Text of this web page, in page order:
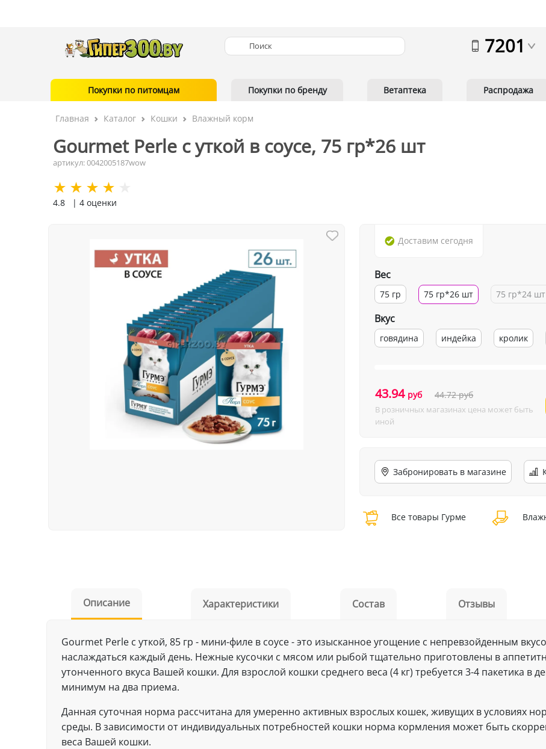
7201
Покупки по питомцам Покупки по бренду Ветаптека Распродажа
Главная Каталог Кошки Влажный корм
Gourmet Perle с уткой в соусе, 75 гр*26 шт
артикул: 0042005187wow
4.8 | 4 оценки
Доставим сегодня
Вес
75 гр 75 гр*26 шт 75 гр*24 шт
Вкус
говядина индейка кролик
43.94 руб 44.72руб
В розничных магазинах цена может быть
иной
Забронировать в магазине
Все товары Гурме
Описание Характеристики Состав Отзывы
Gourmet Perle с уткой, 85 гр - мини-филе в соусе - это изысканное угощение с непревзойденным
наслаждаться каждый день. Нежные кусочки с мясом или рыбой тщательно приготовлены в
утонченного вкуса Вашей кошки. Для взрослой кошки среднего веса (4 кг) требуется 3-4 пакетика в
минимум на два приема.
Данная суточная норма рассчитана для умеренно активных взрослых кошек, живущих в условиях
среды. В зависимости от индивидуальных потребностей кошки норма кормления может быть
веса Вашей кошки.